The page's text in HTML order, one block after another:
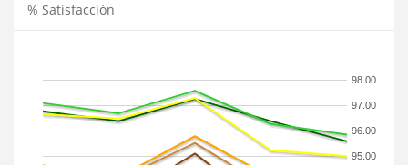
% Satisfacción
95.00
96.00
97.00
98.00